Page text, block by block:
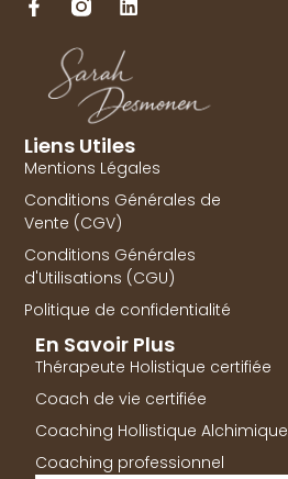
Liens Utiles
Mentions Légales
Conditions Générales de
Vente (CGV)
Conditions Générales
d'Utilisations (CGU)
Politique de confidentialité
En Savoir Plus
Thérapeute Holistique certifiée
Coach de vie certifiée
Coaching Hollistique Alchimique
Coaching professionnel